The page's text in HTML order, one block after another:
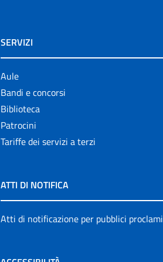
SERVIZI
Aule
Bandi e concorsi
Biblioteca
Patrocini
Tariffe dei servizi a terzi
ATTI DI NOTIFICA
Atti di notificazione per pubblici proclami